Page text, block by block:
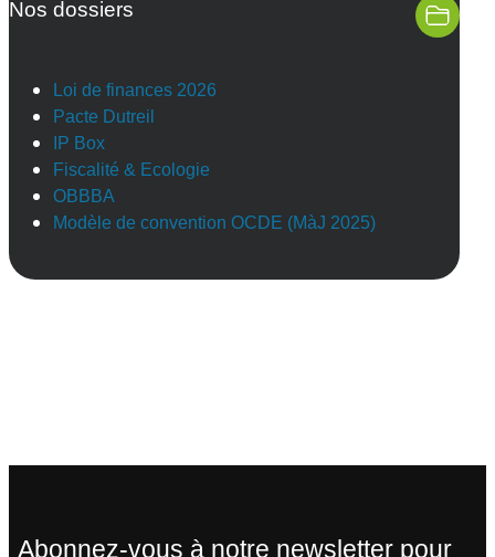
Nos dossiers
Loi de finances 2026
Pacte Dutreil
IP Box
Fiscalité & Ecologie
OBBBA
Modèle de convention OCDE (MàJ 2025)
Abonnez-vous à notre newsletter pour